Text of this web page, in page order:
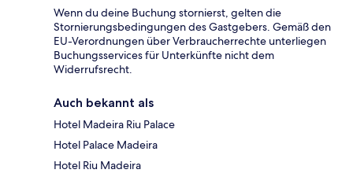
Wenn du deine Buchung stornierst, gelten die
Stornierungsbedingungen des Gastgebers. Gemäß den
EU-Verordnungen über Verbraucherrechte unterliegen
Buchungsservices für Unterkünfte nicht dem
Widerrufsrecht.
Auch bekannt als
Hotel Madeira Riu Palace
Hotel Palace Madeira
Hotel Riu Madeira